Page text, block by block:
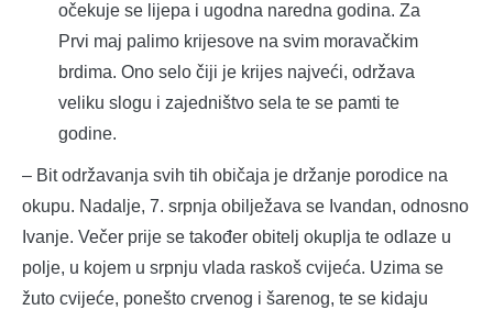
očekuje se lijepa i ugodna naredna godina. Za
Prvi maj palimo krijesove na svim moravačkim
brdima. Ono selo čiji je krijes najveći, održava
veliku slogu i zajedništvo sela te se pamti te
godine.
– Bit održavanja svih tih običaja je držanje porodice na
okupu. Nadalje, 7. srpnja obilježava se Ivandan, odnosno
Ivanje. Večer prije se također obitelj okuplja te odlaze u
polje, u kojem u srpnju vlada raskoš cvijeća. Uzima se
žuto cvijeće, ponešto crvenog i šarenog, te se kidaju